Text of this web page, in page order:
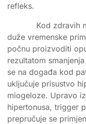
refleks.
Kod zdravih
duže vremenske
počnu proizvoditi
rezultatom
se na događa kod
uključuje prisustvo
miogeloze. Upravo
hipertonusa, trigger
prepručuje se